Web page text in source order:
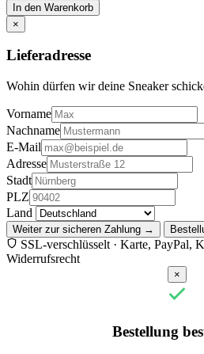
In den Warenkorb
×
Lieferadresse
Wohin dürfen wir deine Sneaker
Vorname
Nachname
E-Mail
Adresse
Stadt
PLZ
Land
Weiter zur sicheren Zahlung →
SSL-verschlüsselt · Karte, PayPal,
Widerrufsrecht
×
Bestellung